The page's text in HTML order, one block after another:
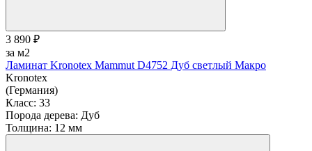
3 890 ₽
за м2
Ламинат Kronotex Mammut D4752 Дуб светлый Макро
Kronotex
(Германия)
Класс: 33
Порода дерева: Дуб
Толщина: 12 мм